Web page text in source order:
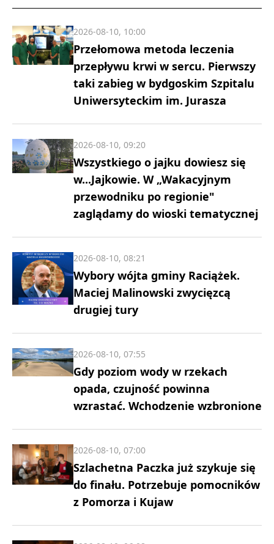
Przełomowa metoda leczenia
przepływu krwi w sercu. Pierwszy
taki zabieg w bydgoskim Szpitalu
Uniwersyteckim im. Jurasza
2026-08-10, 10:00
Wszystkiego o jajku dowiesz się
w...Jajkowie. W „Wakacyjnym
przewodniku po regionie"
zaglądamy do wioski tematycznej
2026-08-10, 09:20
Wybory wójta gminy Raciążek.
Maciej Malinowski zwycięzcą
drugiej tury
2026-08-10, 08:21
Gdy poziom wody w rzekach
opada, czujność powinna
wzrastać. Wchodzenie wzbronione
2026-08-10, 07:55
Szlachetna Paczka już szykuje się
do finału. Potrzebuje pomocników
z Pomorza i Kujaw
2026-08-10, 07:00